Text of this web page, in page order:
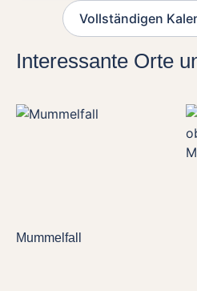
Vollständigen
Interessante Orte
Mummelfall